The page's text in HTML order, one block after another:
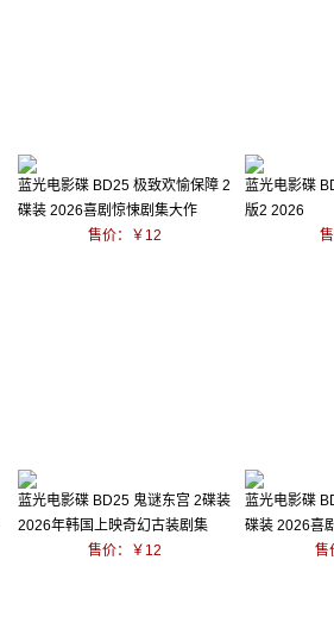
蓝光电影碟 BD25 极致欢愉保障 2
碟装 2026喜剧惊悚剧集大作
售价：￥12
蓝光电影碟
版2 2026
蓝光电影碟 BD25 鬼谜东宫 2碟装
2026年韩国上映奇幻古装剧集
售价：￥12
蓝光电影碟
碟装 2026喜
售